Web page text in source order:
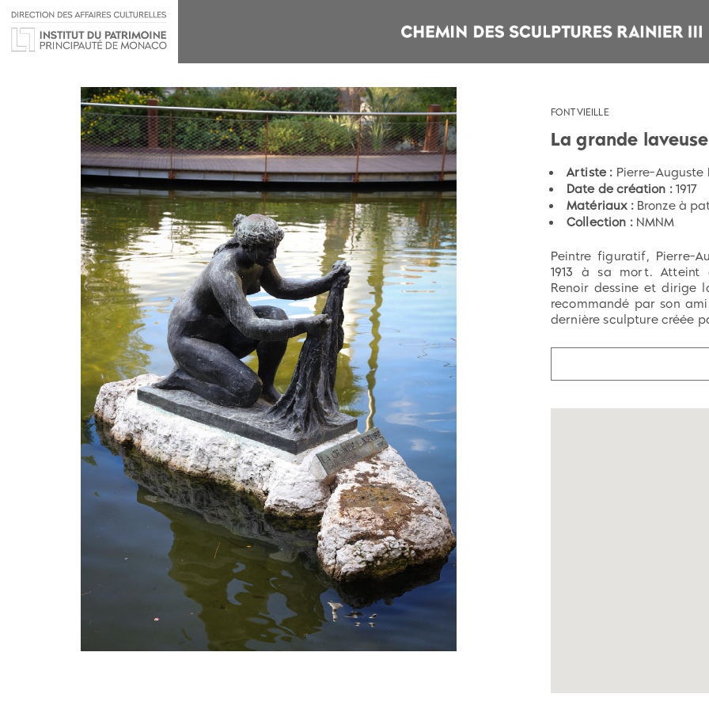
FONTVIEILLE
La grande laveuse
Artiste : Pierre-Auguste
Date de création : 1917
Matériaux : Bronze à
Collection : NMNM
Peintre figuratif, Pierre-
1913 à sa mort. Atteint
Renoir dessine et dirige
recommandé par son
dernière sculpture créée